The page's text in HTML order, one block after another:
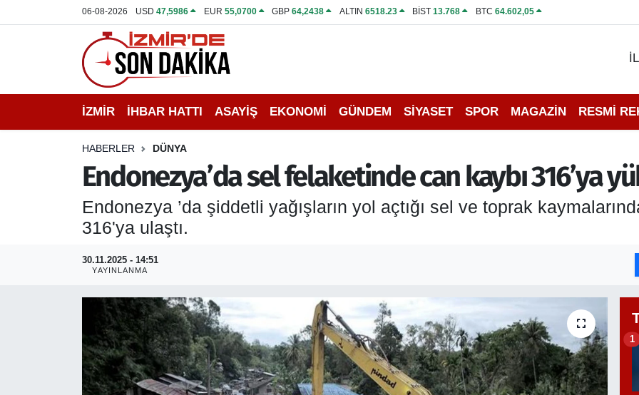
06-08-2026 USD47,5986 EUR 55,0700 GBP64,2438 ALTIN 6518.23 BİST13.768 BTC 64.602,05
İZMİR İHBAR HATTI ASAYİŞ EKONOMİ GÜNDEM SİYASET SPOR MAGAZİN RESMİ
HABERLER DÜNYA
Endonezya’da sel felaketinde can kaybı 316’ya
Endonezya ’da şiddetli yağışların yol açtığı sel ve toprak
316'ya ulaştı.
30.11.2025 - 14:51
YAYINLANMA
1
İHBAR HATTI
DEPREM
EKONOMİ
SİYASET
RESMİ REKLAM
İzmir Nöbetçi Eczaneler
İzmir Hava Durumu
İzmir Namaz Vakitleri
İzmir Trafik Yoğunluk Haritası
Puan Durumu ve Fikstür
Tüm Manşetler
Son Dakika Haberleri
Haber Arşivi